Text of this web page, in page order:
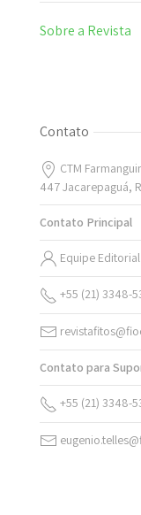
Sobre a Revista
Contato
CTM
447 Jacarepaguá,
Contato Principal
Equipe Editorial
+55 (21) 3348-
Contato para
+55 (21) 3348-